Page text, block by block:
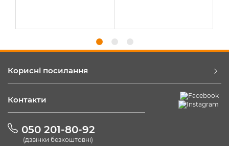
Корисні посилання
Контакти
050 201-80-92
(дзвінки безкоштовні)